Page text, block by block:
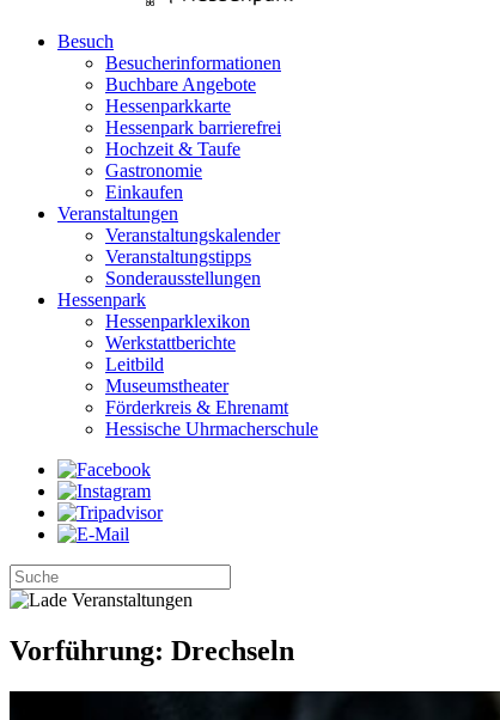
Besuch
Besucherinformationen
Buchbare Angebote
Hessenparkkarte
Hessenpark barrierefrei
Hochzeit & Taufe
Gastronomie
Einkaufen
Veranstaltungen
Veranstaltungskalender
Veranstaltungstipps
Sonderausstellungen
Hessenpark
Hessenparklexikon
Werkstattberichte
Leitbild
Museumstheater
Förderkreis & Ehrenamt
Hessische Uhrmacherschule
Vorführung: Drechseln